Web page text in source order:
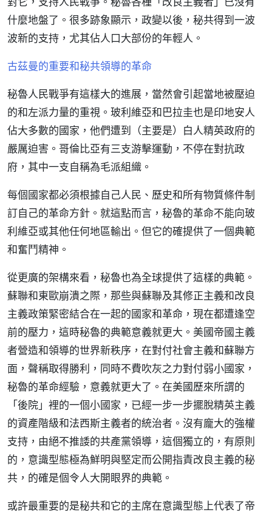
什麼地盤了。很多跡象顯示，政變以後，秘共得到一波
波新的支持，尤其佔人口大部份的年輕人。
古茲曼的重要和秘共領導的革命
秘魯人民戰爭有這樣大的進展，當然會引起當地被壓迫
的和左派力量的重視。玻利維亞和巴拉圭也是印地安人
佔大多數的國家，他們遭到（主要是）白人精英政府的
嚴厲迫害。哥倫比亞有三支游擊運動，不停在對抗政
府，其中一支自稱為毛派組織。
每個國家都必須根據自己人民、歷史和所有物質條件制
訂自己的革命方針。就這點而言，秘魯的革命不能向玻
利維亞或其他任何地區輸出。但它的確提供了一個典範
和奮鬥精神。
從更廣的架構來看，秘魯也為全球提供了這樣的典範。
蘇聯和東歐崩潰之際，那些與蘇聯及其修正主義和改良
主義政策緊密結合在一起的國家和革命，現在都遭逢空
前的壓力，這時秘魯的典範意義就更大。美國帝國主義
者營造和領導的世界新秩序，在對付社會主義和蘇聯方
面，聲稱取得勝利，同時不費吹灰之力對付弱小國家，
秘魯的革命經驗，意義就更大了。在美國歷來所謂的
「後院」裡的一個小國家，已經一步一步擺脫精英主義
的資產階級和法西斯主義者的統治者。沒有龐大的強權
支持，由絕不推諉的共產黨領導，這個獨立的，有原則
的，意識型態極為鮮明與堅定而公開指責改良主義的秘
共，的確是個令人大開眼界的典範。
或許最重要的是秘共和它的主席在意識型態上代表了帝